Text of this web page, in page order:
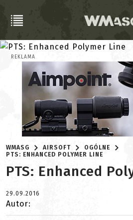
REKLAMA
WMASG AIRSOFT
OGÓLNE
PTS: ENHANCED POLYMER LINE
PTS: Enhanced
29.09.2016
Autor: